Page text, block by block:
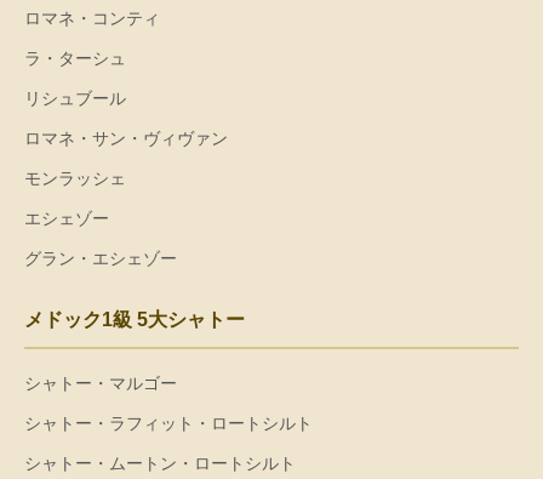
ロマネ・コンティ
ラ・ターシュ
リシュブール
ロマネ・サン・ヴィヴァン
モンラッシェ
エシェゾー
グラン・エシェゾー
メドック1級 5大シャトー
シャトー・マルゴー
シャトー・ラフィット・ロートシルト
シャトー・ムートン・ロートシルト